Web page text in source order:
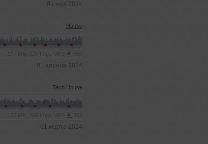
01 мая 2024
House
01 апреля 2024
Tech House
01 марта 2024